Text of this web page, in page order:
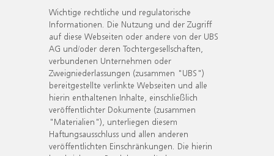
Wichtige rechtliche und regulatorische
Informationen. Die Nutzung und der Zugriff
auf diese Webseiten oder andere von der UBS
AG und/oder deren Tochtergesellschaften,
verbundenen Unternehmen oder
Zweigniederlassungen (zusammen "UBS")
bereitgestellte verlinkte Webseiten und alle
hierin enthaltenen Inhalte, einschließlich
veröffentlichter Dokumente (zusammen
"Materialien"), unterliegen diesem
Haftungsausschluss und allen anderen
veröffentlichten Einschränkungen. Die hierin